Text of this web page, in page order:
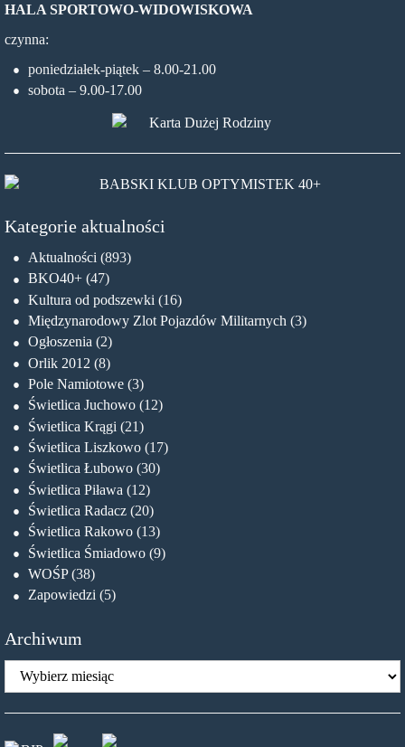
HALA SPORTOWO-WIDOWISKOWA
czynna:
poniedziałek-piątek – 8.00-21.00
sobota – 9.00-17.00
Kategorie aktualności
Aktualności (893)
BKO40+ (47)
Kultura od podszewki (16)
Międzynarodowy Zlot Pojazdów Militarnych (3)
Ogłoszenia (2)
Orlik 2012 (8)
Pole Namiotowe (3)
Świetlica Juchowo (12)
Świetlica Krągi (21)
Świetlica Liszkowo (17)
Świetlica Łubowo (30)
Świetlica Piława (12)
Świetlica Radacz (20)
Świetlica Rakowo (13)
Świetlica Śmiadowo (9)
WOŚP(38)
Zapowiedzi (5)
Archiwum
Archiwum